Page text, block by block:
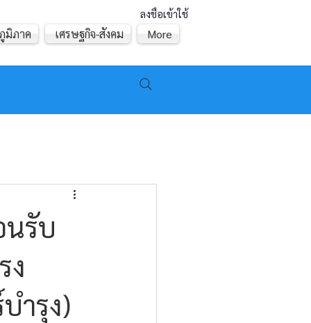
ลงชื่อเข้าใช้
มิภาค เศรษฐกิจ-สังคม More
รับ
ง
ำรุง)